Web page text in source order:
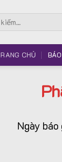
CHỦ
Ngày báo